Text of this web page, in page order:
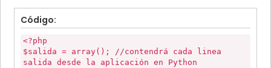
Código:
<?php
$salida = array(); //contendrá cada linea
salida desde la aplicación en Python